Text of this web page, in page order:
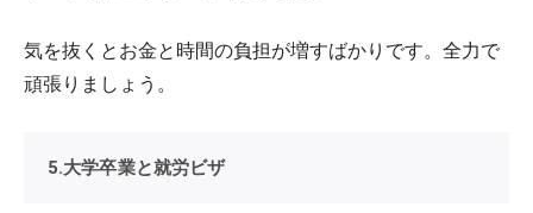
気を抜くとお金と時間の負担が増すばかりです。全力で
頑張りましょう。
5.大学卒業と就労ビザ